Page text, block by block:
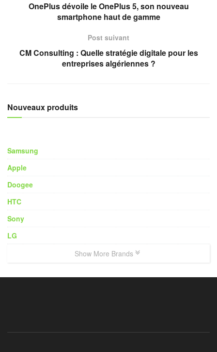
OnePlus dévoile le OnePlus 5, son nouveau
smartphone haut de gamme
Post suivant
CM Consulting : Quelle stratégie digitale pour les
entreprises algériennes ?
Nouveaux produits
Samsung
Apple
Doogee
HTC
Sony
LG
Show More Brands